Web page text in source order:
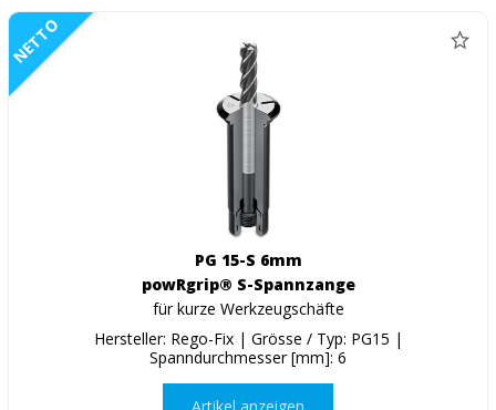
NETTO
PG 15-S 6mm
powRgrip® S-Spannzange
für kurze Werkzeugschäfte
Hersteller: Rego-Fix | Grösse / Typ: PG15 |
Spanndurchmesser [mm]: 6
Artikel anzeigen